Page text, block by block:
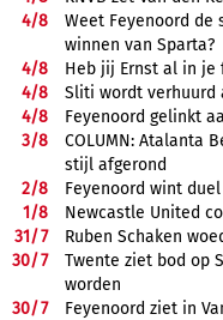
4/8
Weet Feyenoord de
winnen van Sparta?
4/8
Heb jij Ernst al in je
4/8
Sliti wordt verhuurd
4/8
Feyenoord gelinkt
3/8
COLUMN: Atalanta
stijl afgerond
2/8
Feyenoord wint
1/8
Newcastle United
31/7
Ruben Schaken
30/7
Twente ziet bod op
worden
30/7
Feyenoord ziet in